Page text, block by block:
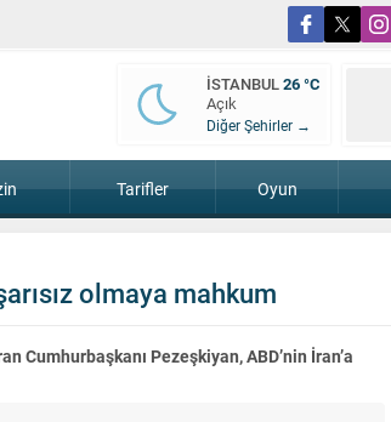
İSTANBUL26 °C
Açık
Diğer Şehirler →
Tarifler Oyun
olmaya mahkum
Cumhurbaşkanı Pezeşkiyan, ABD’nin İran’a